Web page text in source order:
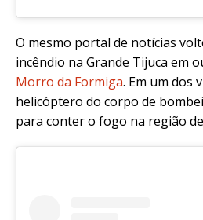
O mesmo portal de notícias
incêndio na Grande Tijuca em
Morro da Formiga. Em um dos
helicóptero do corpo de
para conter o fogo na região